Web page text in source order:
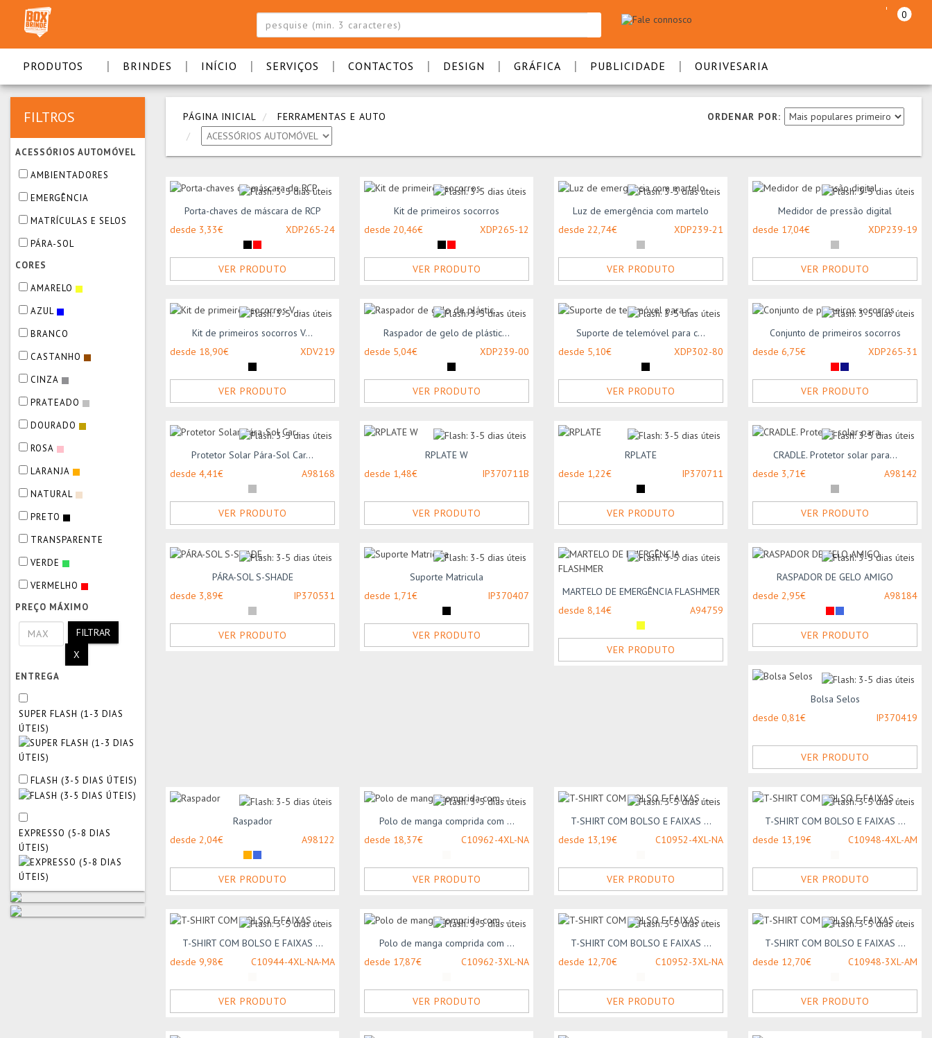
0
PRODUTOS | BRINDES | INÍCIO | SERVIÇOS | CONTACTOS | DESIGN | GRÁFICA | PUBLICIDADE | OURIVESARIA
FILTROS
ACESSÓRIOS AUTOMÓVEL
AMBIENTADORES
EMERGÊNCIA
MATRÍCULAS E SELOS
PÁRA-SOL
CORES
AMARELO
AZUL
BRANCO
CASTANHO
CINZA
PRATEADO
DOURADO
ROSA
LARANJA
NATURAL
PRETO
TRANSPARENTE
VERDE
VERMELHO
PREÇO MÁXIMO
FILTRAR
X
ENTREGA
SUPER FLASH (1-3 DIAS
ÚTEIS)
FLASH (3-5 DIAS ÚTEIS)
EXPRESSO (5-8 DIAS
ÚTEIS)
PÁGINA INICIAL FERRAMENTAS E AUTO ORDENAR POR:
Porta-chaves de máscara de RCP
desde 3,33€
XDP265-24
VER PRODUTO
Kit de primeiros socorros
desde 20,46€
XDP265-12
VER PRODUTO
Luz de emergência com martelo
desde 22,74€
XDP239-21
VER PRODUTO
Medidor de pressão digital
desde 17,04€
XDP239-19
VER PRODUTO
Kit de primeiros socorros V...
desde 18,90€
XDV219
VER PRODUTO
Raspador de gelo de plástic...
desde 5,04€
XDP239-00
VER PRODUTO
Suporte de telemóvel para c...
desde 5,10€
XDP302-80
VER PRODUTO
Conjunto de primeiros socorros
desde 6,75€
XDP265-31
VER PRODUTO
Protetor Solar Pára-Sol Car...
desde 4,41€
A98168
VER PRODUTO
RPLATE W
desde 1,48€
IP370711B
VER PRODUTO
RPLATE
desde 1,22€
IP370711
VER PRODUTO
CRADLE. Protetor solar para...
desde 3,71€
A98142
VER PRODUTO
PÁRA-SOL S-SHADE
desde 3,89€
IP370531
VER PRODUTO
Suporte Matricula
desde 1,71€
IP370407
VER PRODUTO
MARTELO DE EMERGÊNCIA FLASHMER
desde 8,14€
A94759
VER PRODUTO
RASPADOR DE GELO AMIGO
desde 2,95€
A98184
VER PRODUTO
Bolsa Selos
desde 0,81€
IP370419
VER PRODUTO
Raspador
desde 2,04€
A98122
VER PRODUTO
Polo de manga comprida com ...
desde 18,37€
C10962-4XL-NA
VER PRODUTO
T-SHIRT COM BOLSO E FAIXAS ...
desde 13,19€
C10952-4XL-NA
VER PRODUTO
T-SHIRT COM BOLSO E FAIXAS ...
desde 13,19€
C10948-4XL-AM
VER PRODUTO
T-SHIRT COM BOLSO E FAIXAS ...
desde 9,98€
C10944-4XL-NA-MA
VER PRODUTO
Polo de manga comprida com ...
desde 17,87€
C10962-3XL-NA
VER PRODUTO
T-SHIRT COM BOLSO E FAIXAS ...
desde 12,70€
C10952-3XL-NA
VER PRODUTO
T-SHIRT COM BOLSO E FAIXAS ...
desde 12,70€
C10948-3XL-AM
VER PRODUTO